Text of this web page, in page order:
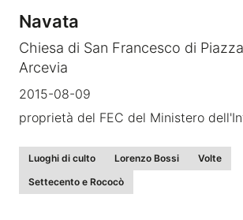
Tecnica e
Navata
Chiesa di San Francesco di Piazza
Arcevia
2015-08-09
proprietà del FEC del Ministero
Luoghi di culto Lorenzo Bossi
Volte
Settecento e Rococò